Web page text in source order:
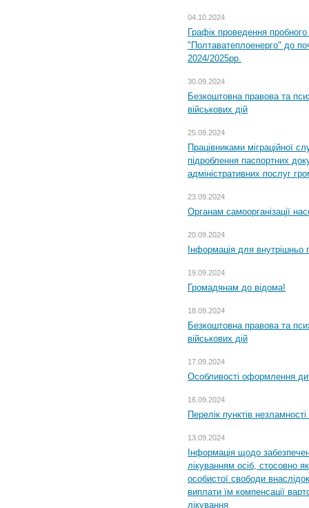
04.10.2024
Графік проведення
"Полтаватеплоенерго" до
2024/2025рр.
30.09.2024
Безкоштовна правова та
військових дій
25.09.2024
Працівниками міграційної
підроблення паспортних
адміністративних послуг
23.09.2024
Органам самоорганізації
20.09.2024
Інформація для внутрішньо
19.09.2024
Громадянам до відома!
18.09.2024
Безкоштовна правова та
військових дій
17.09.2024
Особливості оформлення
16.09.2024
Перелік пунктів
13.09.2024
Інформація щодо
лікуванням осіб, стосовно
особистої свободи
виплати їм компенсації
лікування